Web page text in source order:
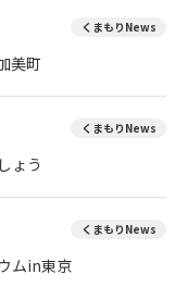
くまもりNews
美町
くまもりNews
ょう
くまもりNews
ムin東京